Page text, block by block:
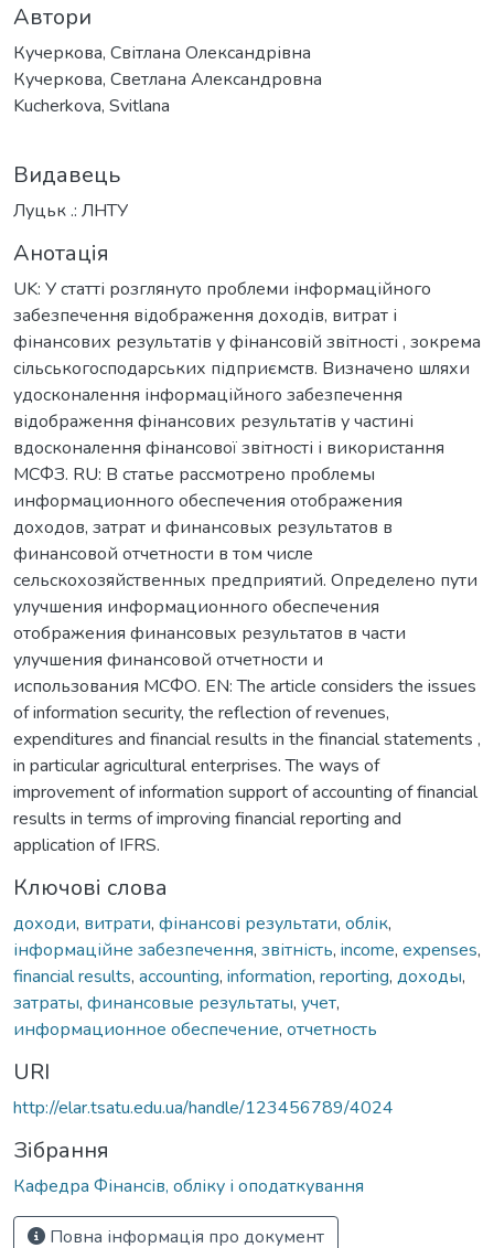
Автори
Кучеркова, Світлана Олександрівна
Кучеркова, Светлана Александровна
Kucherkova, Svitlana
Видавець
Луцьк .: ЛНТУ
Анотація
UK: У статті розглянуто проблеми інформаційного
забезпечення відображення доходів, витрат і
фінансових результатів у фінансовій звітності , зокрема
сільськогосподарських підприємств. Визначено шляхи
удосконалення інформаційного забезпечення
відображення фінансових результатів у частині
вдосконалення фінансової звітності і використання
МСФЗ. RU: В статье рассмотрено проблемы
информационного обеспечения отображения
доходов, затрат и финансовых результатов в
финансовой отчетности в том числе
сельскохозяйственных предприятий. Определено пути
улучшения информационного обеспечения
отображения финансовых результатов в части
улучшения финансовой отчетности и
использования МСФО. EN: The article considers the issues
of information security, the reflection of revenues,
expenditures and financial results in the financial statements ,
in particular agricultural enterprises. The ways of
improvement of information support of accounting of financial
results in terms of improving financial reporting and
application of IFRS.
Ключові слова
доходи, витрати, фінансові результати, облік,
інформаційне забезпечення, звітність, income, expenses,
financial results, accounting, information, reporting, доходы,
затраты, финансовые результаты, учет,
информационное обеспечение, отчетность
URI
http://elar.tsatu.edu.ua/handle/123456789/4024
Зібрання
Кафедра Фінансів, обліку і оподаткування
Повна інформація про документ